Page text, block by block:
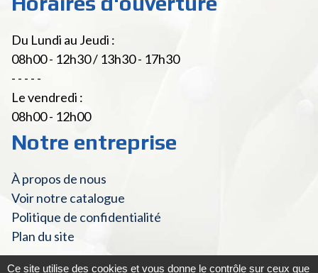
Du Lundi au Jeudi :
08h00 - 12h30 / 13h30 - 17h30
- - - - -
Le vendredi :
08h00 - 12h00
Notre entreprise
À propos de nous
Voir notre catalogue
Politique de confidentialité
Plan du site
Ce site utilise des cookies et vous donne le contrôle sur ceux que